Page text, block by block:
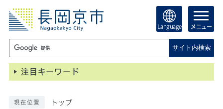
Language メニュー
サイト内検索
注目キーワード
現在位置 トップ